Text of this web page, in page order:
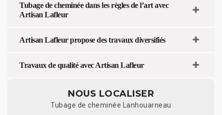
Tubage de cheminée dans les règles de l’art avec
Artisan Lafleur
Artisan Lafleur propose des travaux diversifiés
Travaux de qualité avec Artisan Lafleur
NOUS LOCALISER
Tubage de cheminée Lanhouarneau